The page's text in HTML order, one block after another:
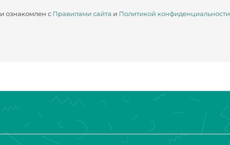
и ознакомлен с Правилами сайта и Политикой конфиденциальности